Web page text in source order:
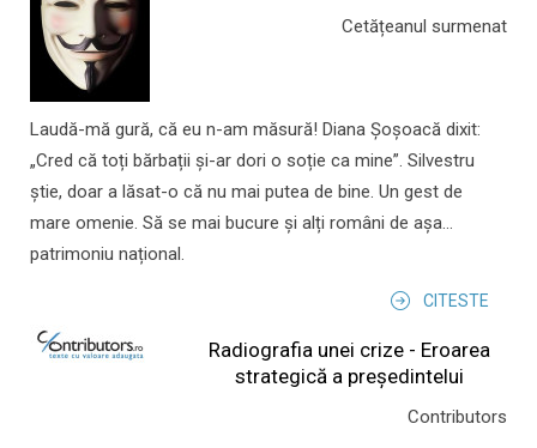
Cetățeanul surmenat
Laudă-mă gură, că eu n-am măsură! Diana Șoșoacă dixit:
„Cred că toți bărbații și-ar dori o soție ca mine”. Silvestru
știe, doar a lăsat-o că nu mai putea de bine. Un gest de
mare omenie. Să se mai bucure și alți români de așa...
patrimoniu național.
CITESTE
Radiografia unei crize - Eroarea
strategică a președintelui
Contributors